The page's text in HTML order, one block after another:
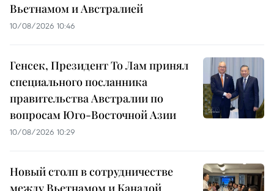
Вьетнамом и Австралией
10/08/2026 10:46
Генсек, Президент То Лам принял
специального посланника
правительства Австралии по
вопросам Юго-Восточной Азии
10/08/2026 10:29
Новый столп в сотрудничестве
между Вьетнамом и Канадой